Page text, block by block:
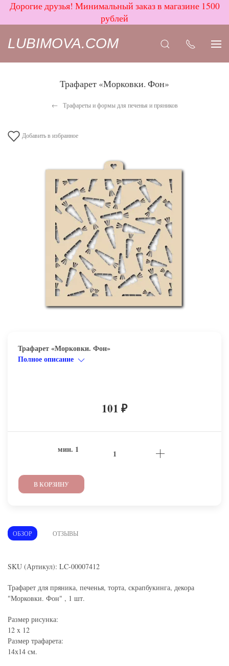
Дорогие друзья! Минимальный заказ в магазине 1500
рублей
LUBIMOVA.COM
Трафарет «Морковки. Фон»
Трафареты и формы для печенья и пряников
Добавить в избранное
Трафарет «Морковки. Фон»
Полное описание
101 ₽
мин. 1
В КОРЗИНУ
ОБЗОР ОТЗЫВЫ
SKU (Артикул): LC-00007412
Трафарет для пряника, печенья, торта, скрапбукинга, декора
"Морковки. Фон" , 1 шт.
Размер рисунка:
12 x 12
Размер трафарета:
14х14 см.